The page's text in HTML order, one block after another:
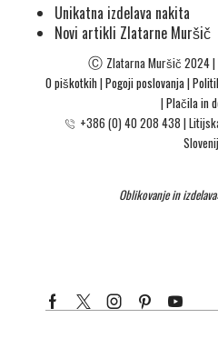
Unikatna izdelava nakita
Novi artikli Zlatarne Muršič
Ⓒ Zlatarna Muršič 2024 |
O piškotkih | Pogoji poslovanja |
| Plačila in
+386 (0) 40 208 438 |
Oblikovanje in
FacebookTwitterInstagramPinterestYoutube